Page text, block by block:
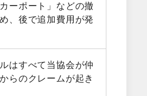
ーポート」などの撤
、後で追加費用が発
はすべて当協会が仲
らのクレームが起き